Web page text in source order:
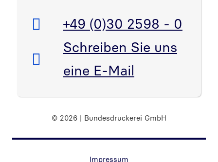
Telefon:
+49 (0)30 2598 - 0
E-Mail:
Schreiben Sie uns
eine E-Mail
© 2026 | Bundesdruckerei GmbH
Impressum